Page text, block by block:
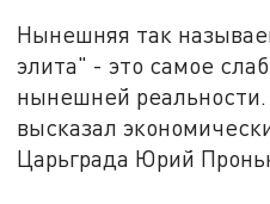
Нынешняя так
элита" - это самое
нынешней
высказал
Царьграда Юрий